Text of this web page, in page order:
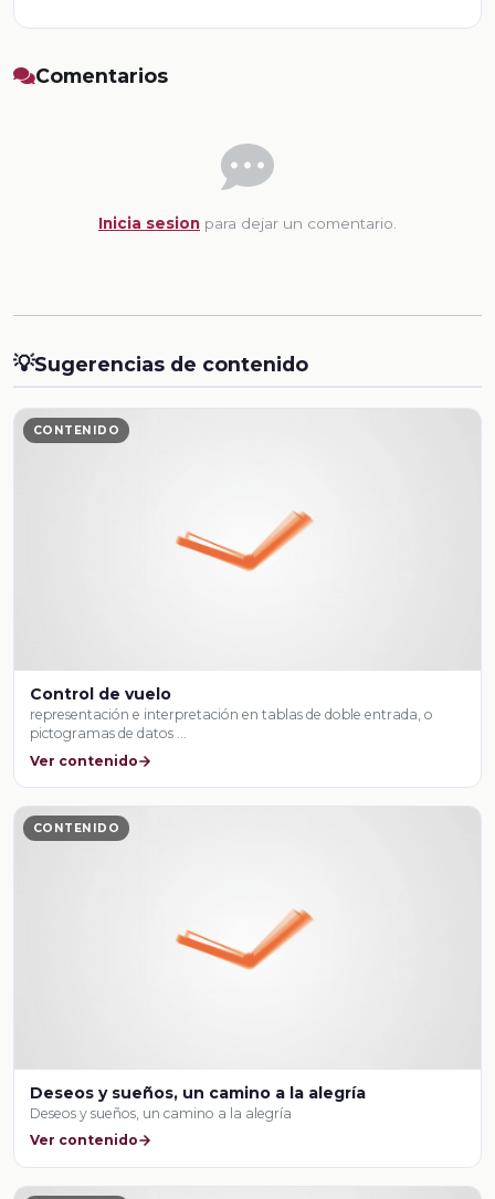
Comentarios
Inicia sesion para dejar un comentario.
💡Sugerencias de contenido
CONTENIDO
Control de vuelo
representación e interpretación en tablas de doble entrada, o
pictogramas de datos …
Ver contenido
CONTENIDO
Deseos y sueños, un camino a la alegría
Deseos y sueños, un camino a la alegría
Ver contenido